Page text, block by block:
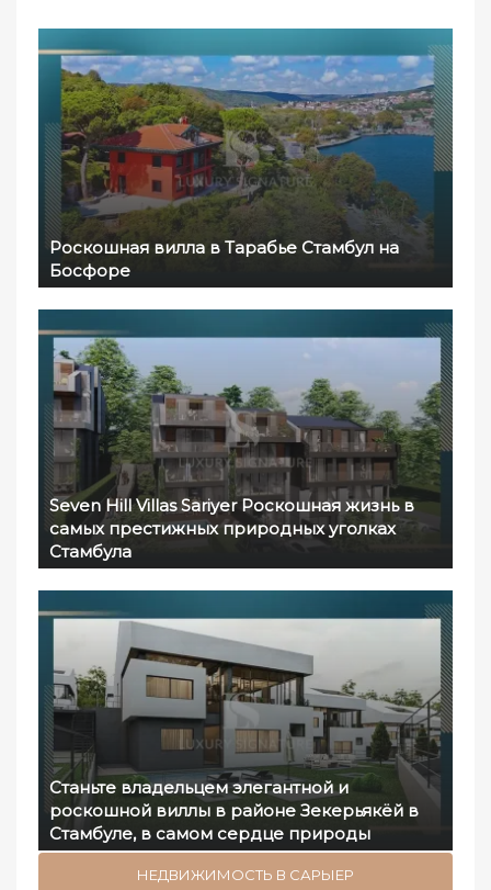
Роскошная вилла в Тарабье Стамбул на
Босфоре
Seven Hill Villas Sariyer Роскошная жизнь в
самых престижных природных уголках
Стамбула
Станьте владельцем элегантной и
роскошной виллы в районе Зекерьякёй в
Стамбуле, в самом сердце природы
НЕДВИЖИМОСТЬ В САРЫЕР